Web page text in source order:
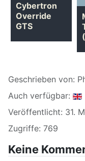
Cybertron
Override
GTS
Geschrieben von:
Auch verfügbar:
Veröffentlicht: 31.
Zugriffe: 769
Keine